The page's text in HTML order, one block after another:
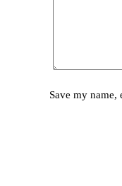
Save my name,